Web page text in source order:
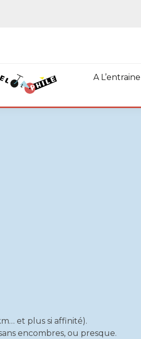
A
et plus si affinité).
encombres, ou presque.